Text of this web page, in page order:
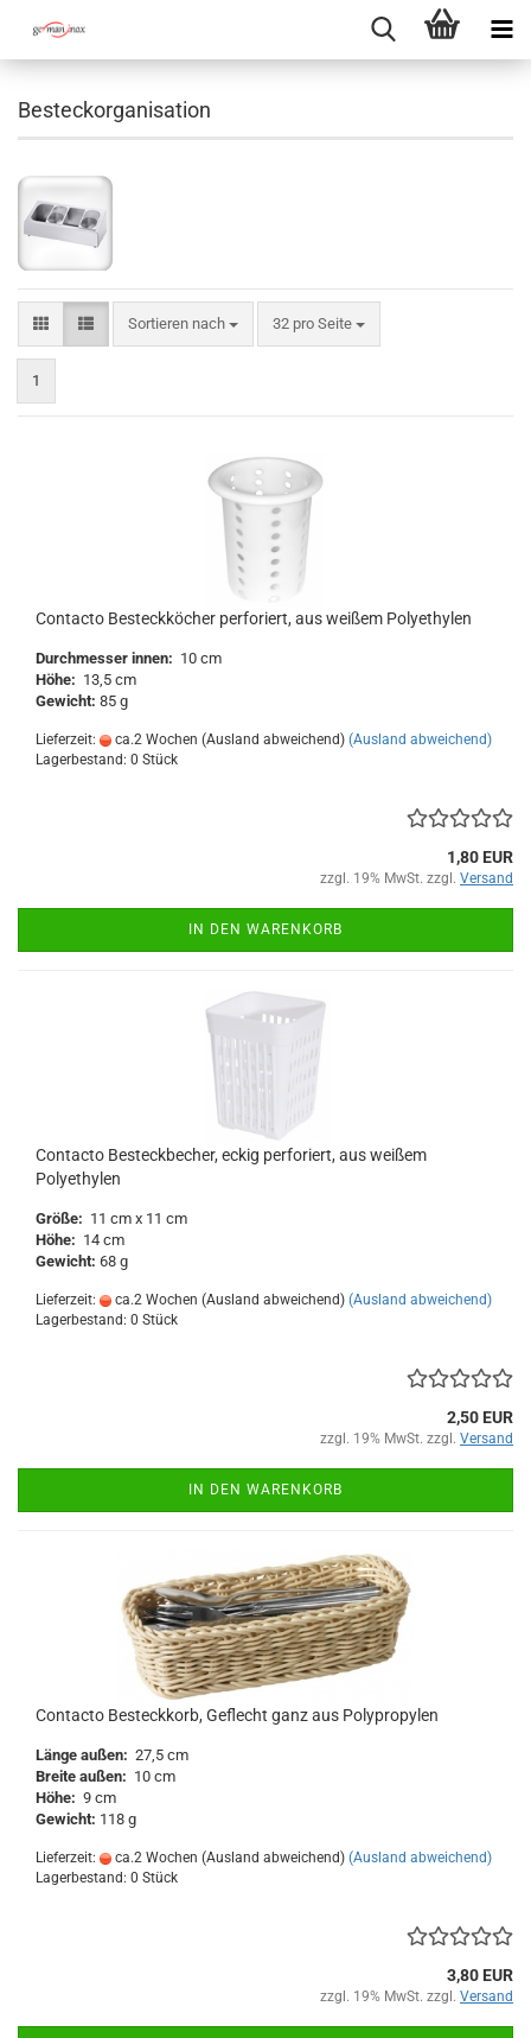
Besteckorganisation
Sortieren nach
Sortieren nach 32 pro Seite
pro Seite
1
Contacto Besteckköcher perforiert, aus weißem Polyethylen
Durchmesser innen: 10 cm
Höhe: 13,5 cm
Gewicht: 85 g
Lieferzeit: ca.2 Wochen (Ausland abweichend) (Ausland abweichend)
Lagerbestand: 0 Stück
1,80 EUR
zzgl. 19% MwSt. zzgl. Versand
IN DEN WARENKORB
Contacto Besteckbecher, eckig perforiert, aus weißem
Polyethylen
Größe: 11 cm x 11 cm
Höhe: 14 cm
Gewicht: 68 g
Lieferzeit: ca.2 Wochen (Ausland abweichend) (Ausland abweichend)
Lagerbestand: 0 Stück
2,50 EUR
zzgl. 19% MwSt. zzgl. Versand
IN DEN WARENKORB
Contacto Besteckkorb, Geflecht ganz aus Polypropylen
Länge außen: 27,5 cm
Breite außen: 10 cm
Höhe: 9 cm
Gewicht: 118 g
Lieferzeit: ca.2 Wochen (Ausland abweichend) (Ausland abweichend)
Lagerbestand: 0 Stück
3,80 EUR
zzgl. 19% MwSt. zzgl. Versand